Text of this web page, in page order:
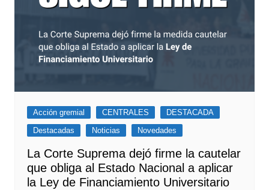
Acción gremial CENTRALES
DESTACADA
Destacadas
Noticias Novedades
La Corte Suprema dejó firme la cautelar
que obliga al Estado Nacional a aplicar
la Ley de Financiamiento Universitario